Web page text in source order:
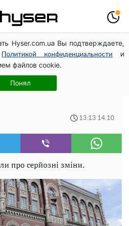
Hyser.com.ua Вы подтверждаете,
Политикой конфиденциальности
и
файлов cookie.
Понял
– це далеко не все: фронтмен
став наступним
популярні гроші:
актуальність і чим
13:13 14.10
про серйозні зміни.